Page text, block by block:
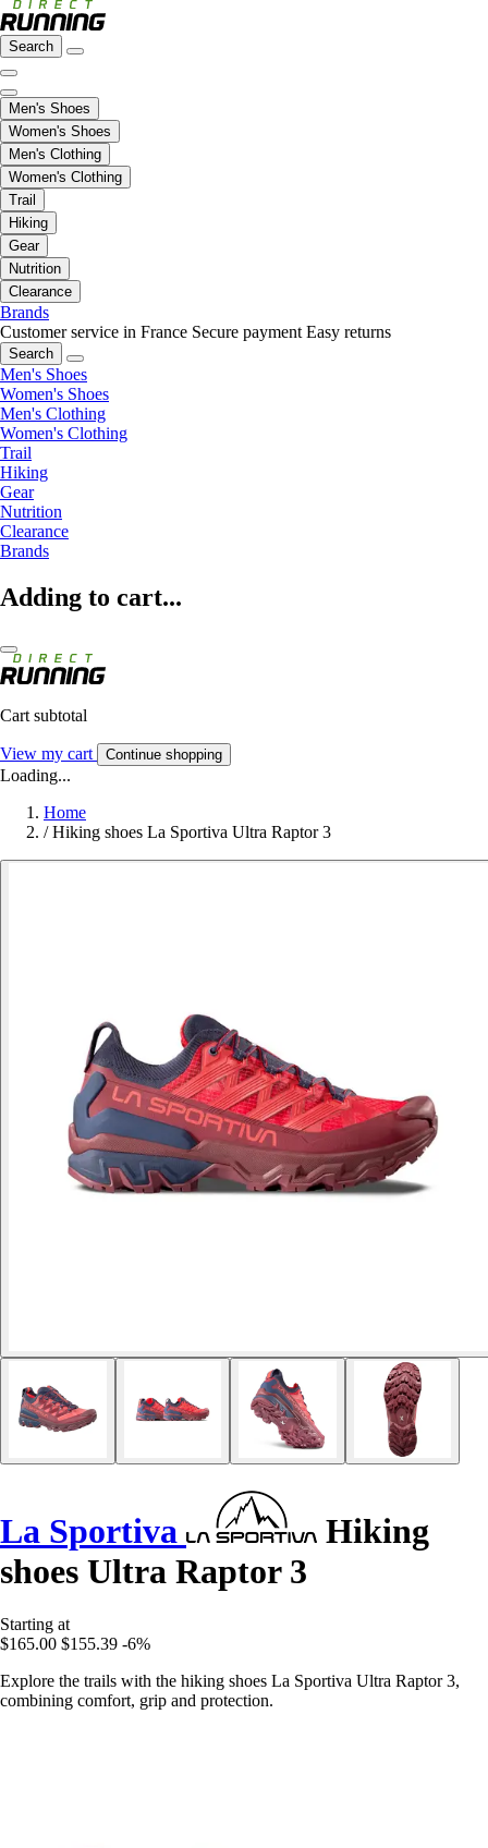
Search
Men's Shoes
Women's Shoes
Men's Clothing
Women's Clothing
Trail
Hiking
Gear
Nutrition
Clearance
Brands
Customer service in France Secure payment Easy returns
Search
Men's Shoes
Women's Shoes
Men's Clothing
Women's Clothing
Trail
Hiking
Gear
Nutrition
Clearance
Brands
Adding to cart...
Cart subtotal
View my cart Continue shopping
Loading...
Home
/ Hiking shoes La Sportiva Ultra Raptor 3
La Sportiva
Hiking
shoes Ultra Raptor 3
Starting at
$165.00 $155.39 -6%
Explore the trails with the hiking shoes La Sportiva Ultra Raptor 3,
combining comfort, grip and protection.